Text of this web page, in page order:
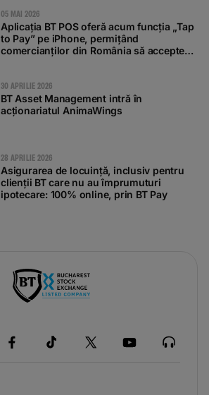
05 MAI 2026
Aplicația BT POS oferă acum funcția „Tap
to Pay” pe iPhone, permițând
comercianților din România să accepte
30 APRILIE 2026
BT Asset Management intră în
acționariatul AnimaWings
28 APRILIE 2026
Asigurarea de locuință, inclusiv pentru
clienții BT care nu au împrumuturi
ipotecare: 100% online, prin BT Pay